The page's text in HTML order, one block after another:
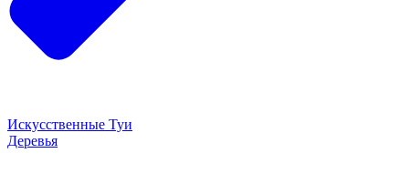
Искусственные Туи
Деревья